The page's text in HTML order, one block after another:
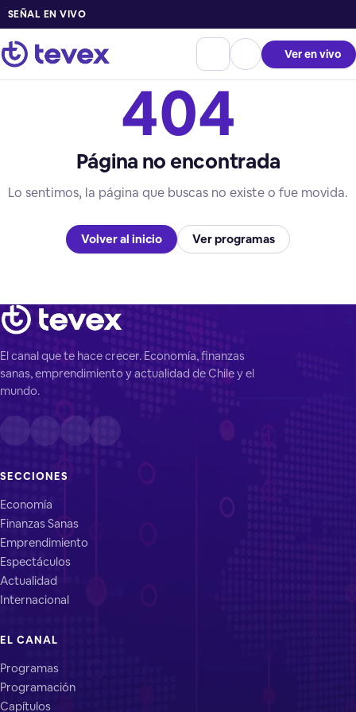
SEÑAL EN VIVO
Ver en vivo
404
Página no encontrada
Lo sentimos, la página que buscas no existe o fue movida.
Volver al inicio Ver programas
El canal que te hace crecer. Economía, finanzas
sanas, emprendimiento y actualidad de Chile y el
mundo.
SECCIONES
Economía
Finanzas Sanas
Emprendimiento
Espectáculos
Actualidad
Internacional
EL CANAL
Programas
Programación
Capítulos